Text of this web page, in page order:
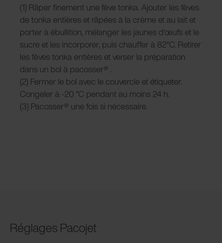
(1) Râper finement une fève tonka. Ajouter les fèves
de tonka entières et râpées à la crème et au lait et
porter à ébullition, mélanger les jaunes d'œufs et le
sucre et les incorporer, puis chauffer à 82°C. Retirer
les fèves tonka entières et verser la préparation
dans un bol à pacosser® .
(2) Fermer le bol avec le couvercle et étiqueter.
Congeler à -20 °C pendant au moins 24 h.
(3) Pacosser® une fois si nécessaire.
Réglages Pacojet